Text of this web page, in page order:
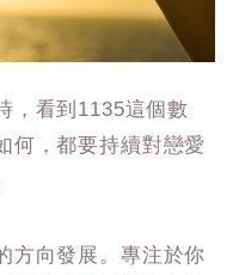
，看到1135這個數
何，都要持續對戀愛
方向發展。專注於你